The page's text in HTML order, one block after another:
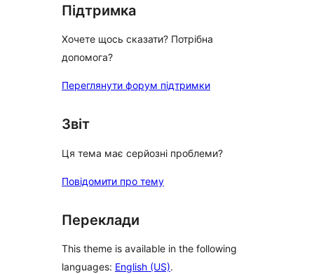
Підтримка
Хочете щось сказати? Потрібна
допомога?
Переглянути форум підтримки
Звіт
Ця тема має серйозні проблеми?
Повідомити про тему
Переклади
This theme is available in the following
languages: English (US).